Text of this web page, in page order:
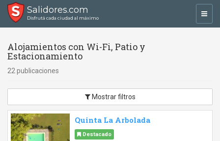
Salidores.com
Disfrutá cada ciudad al máximo
Alojamientos con Wi-Fi, Patio y
Estacionamiento
22 publicaciones
Mostrar filtros
Quinta La Arbolada
Destacado